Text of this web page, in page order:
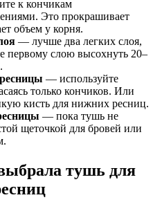
к кончикам
Это прокрашивает
объем у корня.
— лучше два легких слоя,
первому слою высохнуть 20–
— используйте
только кончиков. Или
кисть для нижних ресниц.
— пока тушь не
щеточкой для бровей или
тушь для